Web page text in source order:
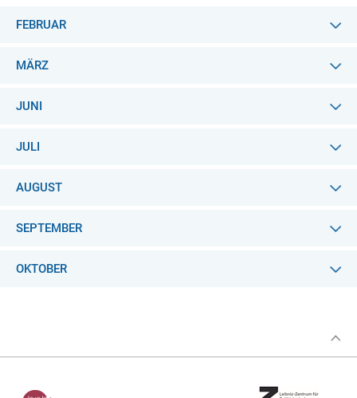
FEBRUAR
MÄRZ
JUNI
JULI
AUGUST
SEPTEMBER
OKTOBER